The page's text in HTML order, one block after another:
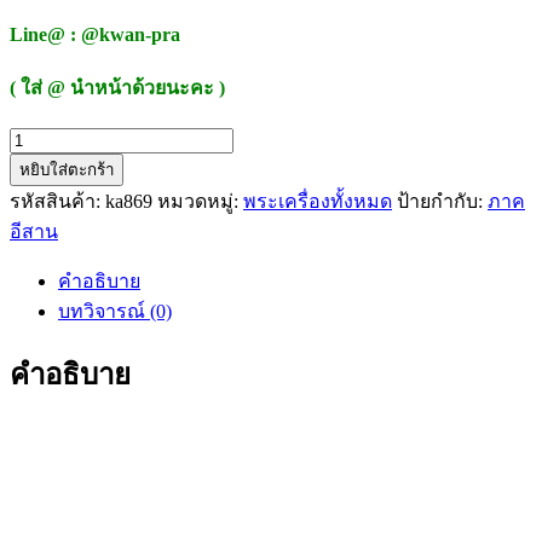
Line@ : @kwan-pra
( ใส่ @ นำหน้าด้วยนะคะ )
จำนวน
พระ
ขุนแผน
หลวง
ราชดำริ
หยิบใส่ตะกร้า
รหัสสินค้า: ka869 หมวดหมู่: พระเครื่องทั้งหมด ป้ายกำกับ: ภาค
อีสาน
คำอธิบาย
บทวิจารณ์ (0)
คำอธิบาย